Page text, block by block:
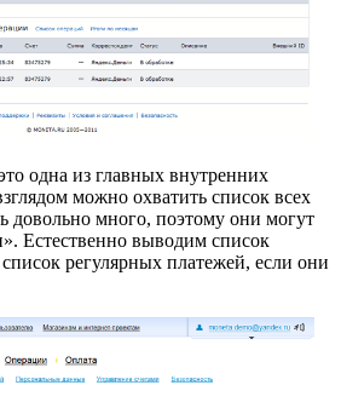
одна из главных внутренних
можно охватить список всех
довольно много, поэтому они могут
Естественно выводим список
регулярных платежей, если они